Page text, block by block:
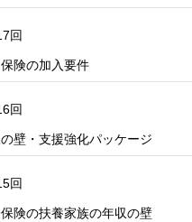
回
険の加入要件
回
壁・支援強化パッケージ
回
険の扶養家族の年収の壁